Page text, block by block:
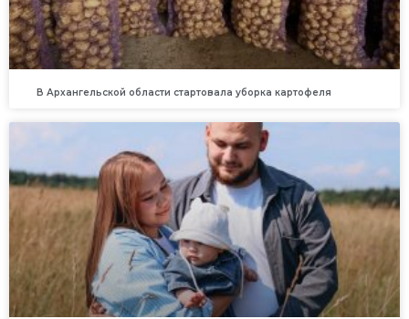
В Архангельской области стартовала уборка картофеля